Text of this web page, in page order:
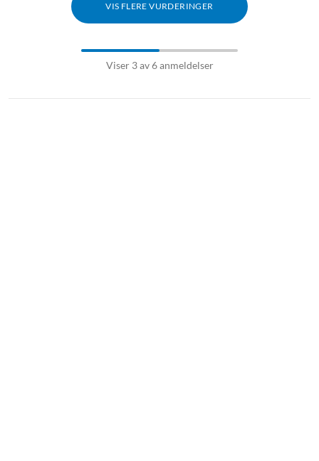
VIS FLERE VURDERINGER
Viser 3 av 6 anmeldelser